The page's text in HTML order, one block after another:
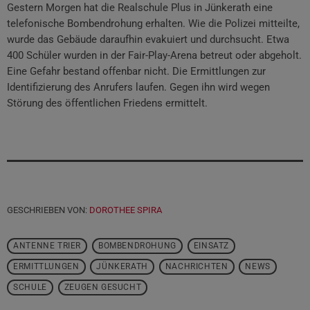
Gestern Morgen hat die Realschule Plus in Jünkerath eine
telefonische Bombendrohung erhalten. Wie die Polizei mitteilte,
wurde das Gebäude daraufhin evakuiert und durchsucht. Etwa
400 Schüler wurden in der Fair-Play-Arena betreut oder abgeholt.
Eine Gefahr bestand offenbar nicht. Die Ermittlungen zur
Identifizierung des Anrufers laufen. Gegen ihn wird wegen
Störung des öffentlichen Friedens ermittelt.
GESCHRIEBEN VON: DOROTHEE SPIRA
ANTENNE TRIER BOMBENDROHUNG EINSATZ
ERMITTLUNGEN JÜNKERATH NACHRICHTEN NEWS
SCHULE ZEUGEN GESUCHT